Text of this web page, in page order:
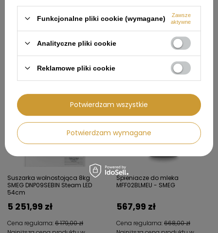
874,99 zł
okresie 30 dni przed
wprowadzeniem obniżki:
874,99 zł
668,00 zł
567,99 zł
Najniższa cena produktu w
okresie 30 dni przed
wprowadzeniem obniżki:
567,99 zł
Suszarka wolnostojąca 8kg
SMEG DNP09SEBIN Steam LED
54cm
Cena regularna:6 179,00 zł
5 251,99 zł
Spieniacze do mleka
MFF02BLMEU - SMEG
Cena regularna:668,00 zł
567,99 zł
Funkcjonalne pliki cookie (wymagane)
Zawsze
aktywne
Analityczne pliki cookie
Reklamowe pliki cookie
Potwierdzam wymagane
Potwierdzam wszystkie